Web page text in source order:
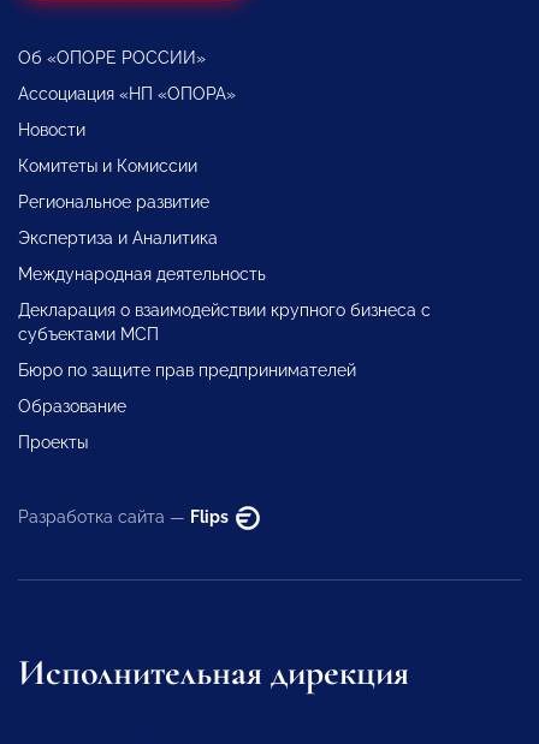
Об «ОПОРЕ РОССИИ»
Ассоциация «НП «ОПОРА»
Новости
Комитеты и Комиссии
Региональное развитие
Экспертиза и Аналитика
Международная деятельность
Декларация о взаимодействии крупного бизнеса с
субъектами МСП
Бюро по защите прав предпринимателей
Образование
Проекты
Разработка сайта — Flips
Исполнительная дирекция